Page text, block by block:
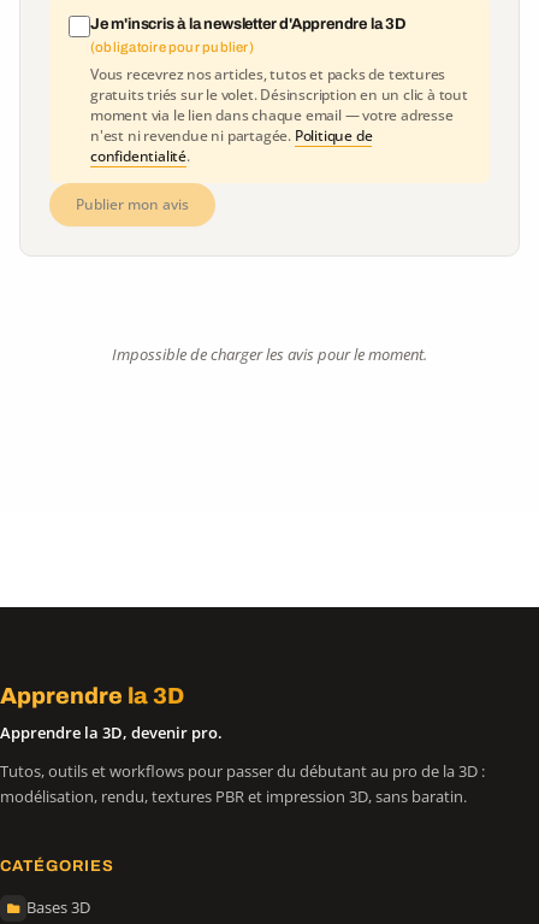
Je m'inscris à la newsletter d'Apprendre la 3D
(obligatoire pour publier)
Vous recevrez nos articles, tutos et packs de textures
gratuits triés sur le volet. Désinscription en un clic à tout
moment via le lien dans chaque email — votre adresse
n'est ni revendue ni partagée. Politique de
confidentialité.
Publier mon avis
Impossible de charger les avis pour le moment.
Apprendre la 3D
Apprendre la 3D, devenir pro.
Tutos, outils et workflows pour passer du débutant au pro de la 3D :
modélisation, rendu, textures PBR et impression 3D, sans baratin.
CATÉGORIES
Bases 3D